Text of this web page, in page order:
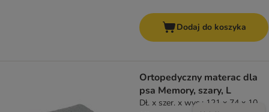
Dodaj do koszyka
Ortopedyczny materac dla
psa Memory, szary, L
Dł. x szer. x wys.: 121 x 74 x 10